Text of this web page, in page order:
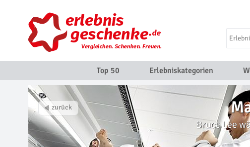
Top 50 Erlebniskategorien
Bruce Lee